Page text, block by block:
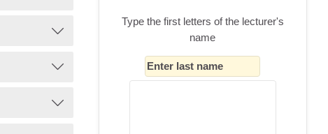
Type the first letters of the lecturer's
name